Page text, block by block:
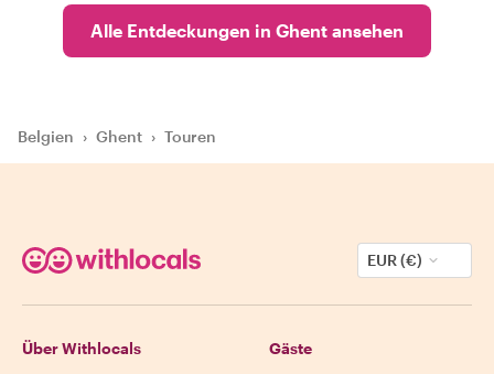
Alle Entdeckungen in Ghent ansehen
Belgien › Ghent › Touren
EUR (€)
Über Withlocals Gäste